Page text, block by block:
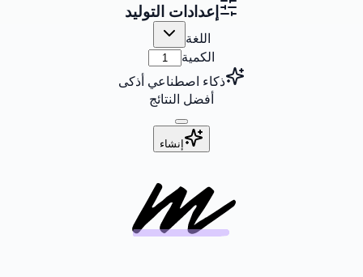
إعدادات التوليد
اللغة
الكمية
ذكاء اصطناعي أذكى
أفضل النتائج
إنشاء